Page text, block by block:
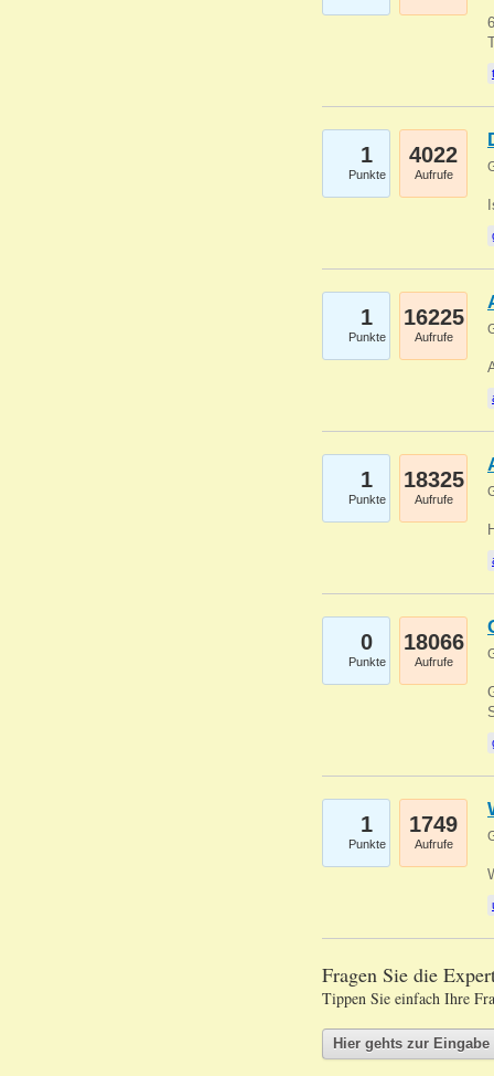
1
Punkte
4022
Aufrufe
1
Punkte
16225
Aufrufe
1
Punkte
18325
Aufrufe
0
Punkte
18066
Aufrufe
1
Punkte
1749
Aufrufe
Fragen Sie die
Tippen Sie einfach Ihre